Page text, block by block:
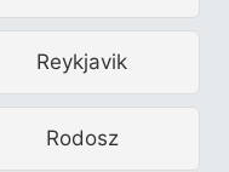
Reykjavik
Rodosz